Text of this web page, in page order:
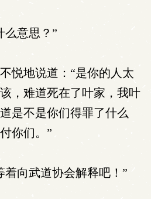
意思？”
悦地说道：“是你的人太
，难道死在了叶家，我叶
是不是你们得罪了什么
你们。”
向武道协会解释吧！”